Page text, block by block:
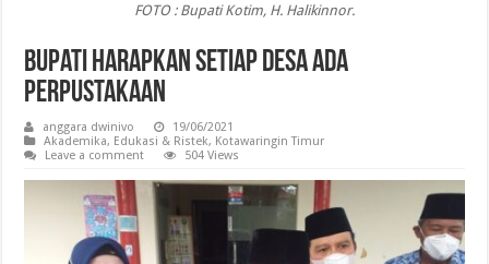
FOTO : Bupati Kotim, H. Halikinnor.
Bupati Harapkan Setiap Desa Ada
Perpustakaan
anggara dwinivo
19/06/2021
Akademika, Edukasi & Ristek, Kotawaringin Timur
Leave a comment
504 Views